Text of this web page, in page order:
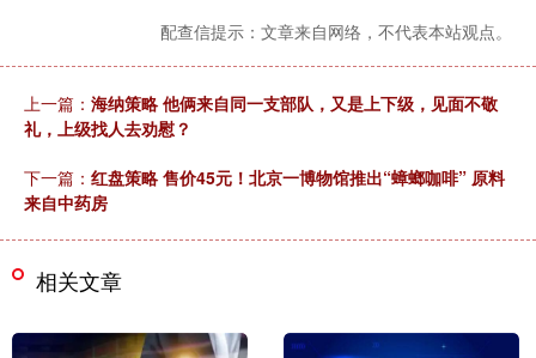
配查信提示：文章来自网络，不代表本站观点。
上一篇： 海纳策略 他俩来自同一支部队，又是上下级，见面不敬
礼，上级找人去劝慰？
下一篇： 红盘策略 售价45元！北京一博物馆推出“蟑螂咖啡” 原料
来自中药房
相关文章